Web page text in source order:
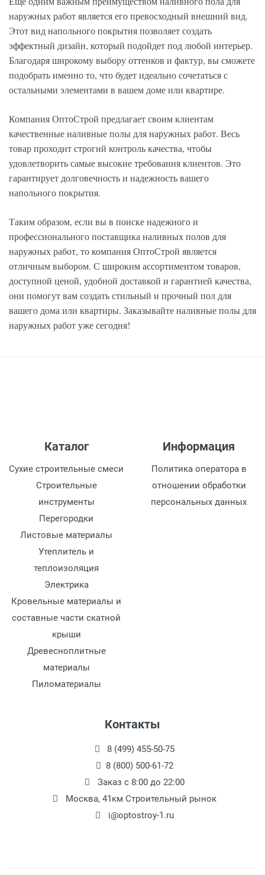
наружных работ является его превосходный внешний вид.
Этот вид напольного покрытия позволяет создать
эффектный дизайн, который подойдет под любой интерьер.
Благодаря широкому выбору оттенков и фактур, вы сможете
подобрать именно то, что будет идеально сочетаться с
остальными элементами в вашем доме или квартире.
Компания ОптоСтрой предлагает своим клиентам
качественные наливные полы для наружных работ. Весь
товар проходит строгий контроль качества, чтобы
удовлетворить самые высокие требования клиентов. Это
гарантирует долговечность и надежность вашего
напольного покрытия.
Таким образом, если вы в поиске надежного и
профессионального поставщика наливных полов для
наружных работ, то компания ОптоСтрой является
отличным выбором. С широким ассортиментом товаров,
доступной ценой, удобной доставкой и гарантией качества,
они помогут вам создать стильный и прочный пол для
вашего дома или квартиры. Заказывайте наливные полы для
наружных работ уже сегодня!
Каталог
Сухие строительные смеси
Строительные
инструменты
Перегородки
Листовые материалы
Утеплитель и
теплоизоляция
Электрика
Кровельные материалы и
составные части скатной
крыши
Древесноплитные
материалы
Пиломатериалы
Информация
Политика оператора в
отношении обработки
персональных данных
Контакты
8 (499) 455-50-75
8 (800) 500-61-72
Заказ с 8:00 до 22:00
Москва, 41км Строительный рынок
i@optostroy-1.ru